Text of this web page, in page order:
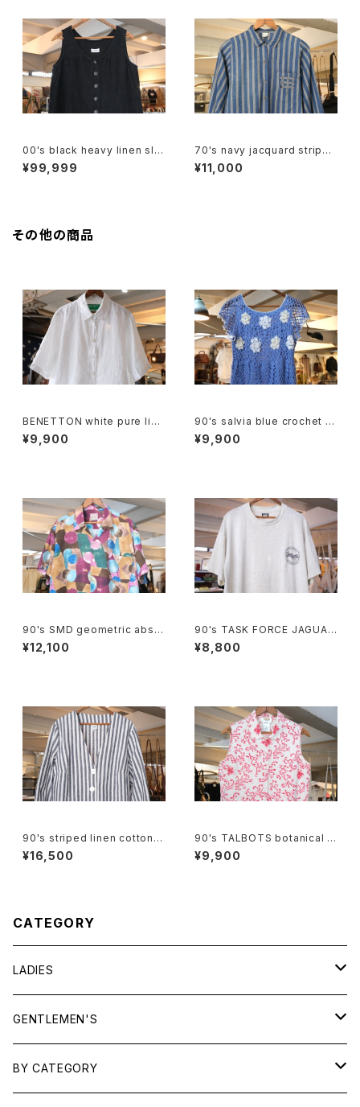
00's black heavy linen sle
eveless Top
¥99,999
70's navy jacquard stripe
balloon sleeve Shirt
¥11,000
その他の商品
BENETTON white pure line
n S/S Shirt
¥9,900
90's salvia blue crochet b
abydoll Top
¥9,900
90's SMD geometric abstr
act rayon open-collar Shirt
"Made in JAPAN"
¥12,100
90's TASK FORCE JAGUAR
printed Tee "Made in U.S.
A."
¥8,800
90's striped linen cotton V
-neck Jacket
¥16,500
90's TALBOTS botanical s
croll printed Irish linen sle
eveless Shirt
¥9,900
CATEGORY
LADIES
TOPS
SHIRTS
OUTERWEAR
GENTLEMEN'S
TOPS
BY CATEGORY